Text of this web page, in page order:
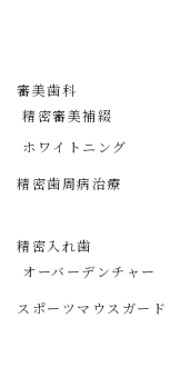
審美歯科
精密審美補綴
ホワイトニング
精密歯周病治療
精密入れ歯
オーバーデンチャー
スポーツマウスガード